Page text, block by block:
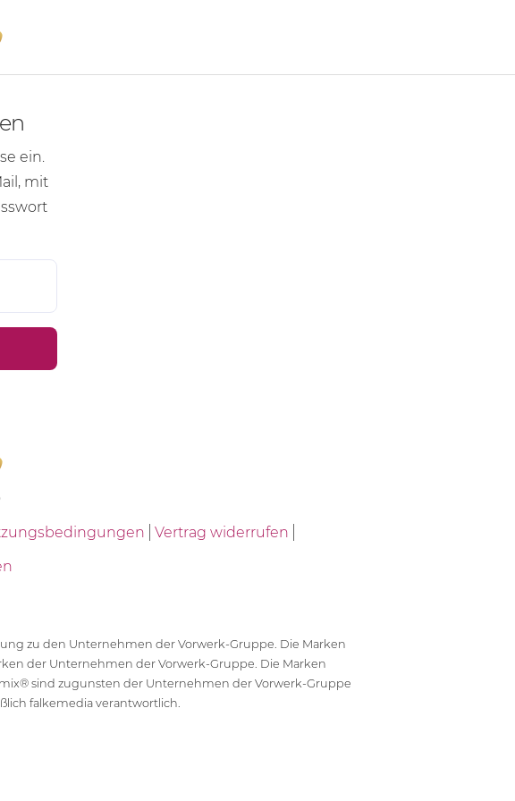
ein.
, mit
Vertrag widerrufen
zu den Unternehmen der Vorwerk-Gruppe. Die Marken
der Unternehmen der Vorwerk-Gruppe. Die Marken
sind zugunsten der Unternehmen der Vorwerk-Gruppe
falkemedia verantwortlich.